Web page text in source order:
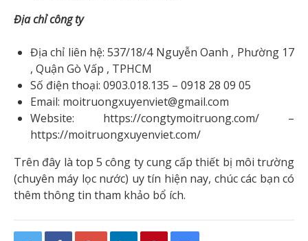
Địa chỉ công ty
Địa chỉ liên hệ: 537/18/4 Nguyễn Oanh , Phường 17
, Quận Gò Vấp , TPHCM
Số điện thoại: 0903.018.135 – 0918 28 09 05
Email: moitruongxuyenviet@gmail.com
Website: https://congtymoitruong.com/ –
https://moitruongxuyenviet.com/
Trên đây là top 5 công ty cung cấp thiết bị môi trường
(chuyên máy lọc nước) uy tín hiện nay, chúc các bạn có
thêm thông tin tham khảo bổ ích.